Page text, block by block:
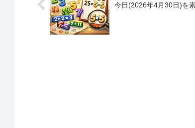
今日(2026年4月30日)を